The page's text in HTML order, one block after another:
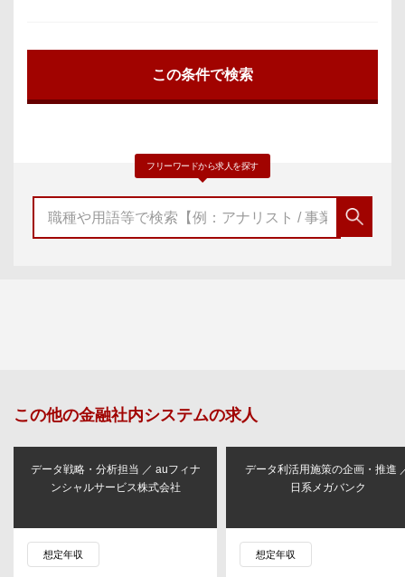
フリーワードから求人を探す
この他の金融社内システムの求人
データ戦略・分析担当 ／ auフィナ
ンシャルサービス株式会社
想定年収
データ利活用施策の企画・推進
日系メガバンク
想定年収